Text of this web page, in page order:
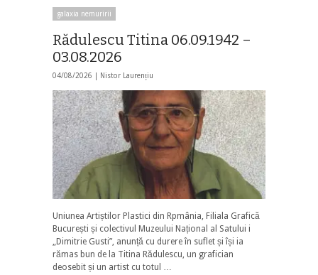
galaxia nemuririi
Rădulescu Titina 06.09.1942 –
03.08.2026
04/08/2026 | Nistor Laurențiu
Uniunea Artiștilor Plastici din Rpmânia, Filiala Grafică
București și colectivul Muzeului Național al Satului i
„Dimitrie Gusti”, anunță cu durere în suflet și își ia
rămas bun de la Titina Rădulescu, un grafician
deosebit și un artist cu totul …